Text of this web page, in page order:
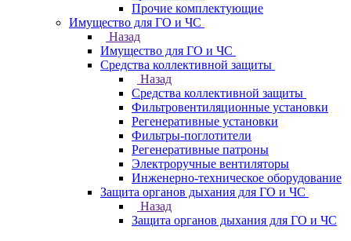
Прочие комплектующие
Имущество для ГО и ЧС
Назад
Имущество для ГО и ЧС
Средства коллективной защиты
Назад
Средства коллективной защиты
Фильтровентиляционные установки
Регенеративные установки
Фильтры-поглотители
Регенеративные патроны
Электроручные вентиляторы
Инженерно-техническое оборудование
Защита органов дыхания для ГО и ЧС
Назад
Защита органов дыхания для ГО и ЧС